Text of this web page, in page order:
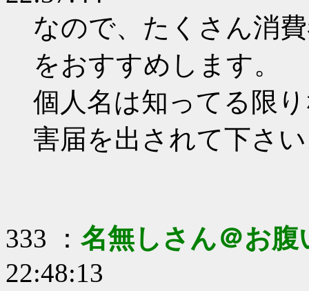
なので、たくさん消
をおすすめします。
個人名は知ってる限
害届を出されて下さ
333 ： 名無しさん＠お腹
22:48:13